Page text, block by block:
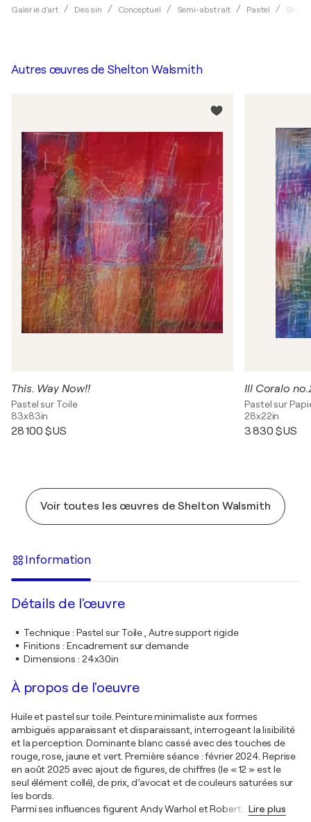
Galerie d'art Dessin Conceptuel Semi-abstrait Pastel
Autres œuvres de Shelton Walsmith
This. Way Now!!
Pastel sur Toile
83x83in
28 100 $US
Ill Coralo
Pastel sur
28x22in
3 830 $US
Voir toutes les œuvres de Shelton Walsmith
Information
Détails de l'œuvre
Technique: Pastel sur Toile , Autre support rigide
Finitions : Encadrement sur demande
Dimensions : 24x30in
À propos de l'oeuvre
Huile et pastel sur toile. Peinture minimaliste aux formes
ambiguës apparaissant et disparaissant, interrogeant la lisibilité
et la perception. Dominante blanc cassé avec des touches de
rouge, rose, jaune et vert. Première séance : février 2024. Reprise
en août 2025 avec ajout de figures, de chiffres (le « 12 » est le
seul élément collé), de prix, d’avocat et de couleurs saturées sur
les bords.
Parmi ses influences figurent Andy Warhol et Robert
Lire plus